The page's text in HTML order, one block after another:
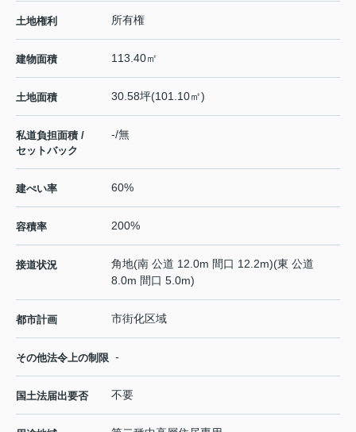
土地権利 所有権
建物面積 113.40㎡
土地面積 30.58坪(101.10㎡)
私道負担面積 /
セットバック
-/無
建ぺい率 60%
容積率 200%
接道状況
角地(南 公道 12.0m 間口 12.2m)(東 公道
8.0m 間口 5.0m)
都市計画 市街化区域
その他法令上の制限 -
国土法届出要否 不要